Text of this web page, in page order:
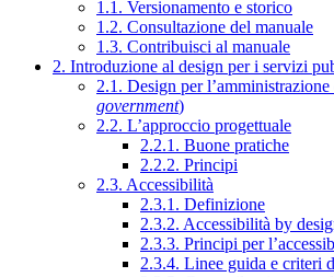
1.1. Versionamento e storico
1.2. Consultazione del manuale
1.3. Contribuisci al manuale
2. Introduzione al design per i servizi
2.1. Design per
government)
2.2. L’approccio progettuale
2.2.1. Buone pratiche
2.2.2. Principi
2.3. Accessibilità
2.3.1. Definizione
2.3.2. Accessibilità by
2.3.3. Principi per
2.3.4. Linee guida e criteri